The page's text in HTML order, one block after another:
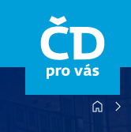
hlavnímu